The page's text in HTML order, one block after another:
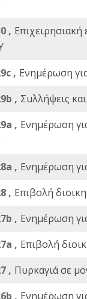
,
, Ενημέρωση
, Σuλλήψεις
, Ενημέρωση
, Ενημέρωση
, Επιβολή
, Ενημέρωση
, Επιβολή
, Πυρκαγιά σε
, Ενημέρωση